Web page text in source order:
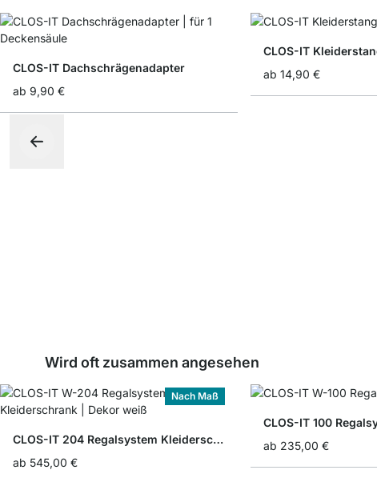
CLOS-IT Dachschrägenadapter
ab 9,90 €
CLOS-IT
ab 14,90 €
Wird oft zusammen angesehen
Nach Maß
CLOS-IT 204 Regalsystem Kleiderschrank
ab 545,00 €
CLOS-IT 100
ab 235,00 €